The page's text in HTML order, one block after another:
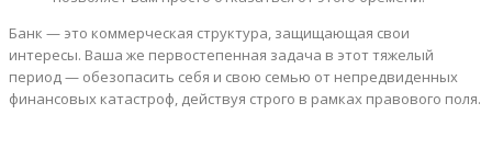
Банк — это коммерческая структура, защищающая свои
интересы. Ваша же первостепенная задача в этот тяжелый
период — обезопасить себя и свою семью от непредвиденных
финансовых катастроф, действуя строго в рамках правового поля.